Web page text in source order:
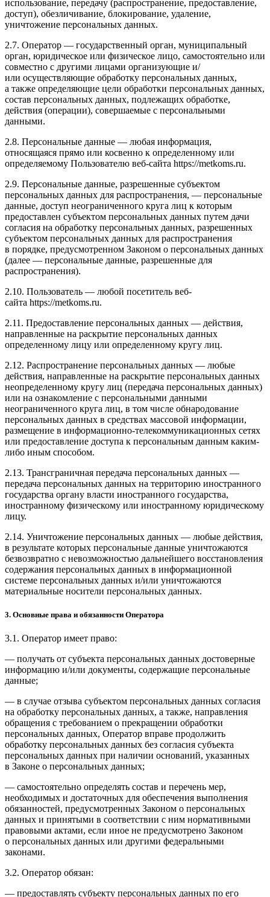
использование, передачу (распространение, предоставление,
доступ), обезличивание, блокирование, удаление,
уничтожение персональных данных.
2.7. Оператор — государственный орган, муниципальный
орган, юридическое или физическое лицо, самостоятельно или
совместно с другими лицами организующие и/
или осуществляющие обработку персональных данных,
а также определяющие цели обработки персональных данных,
состав персональных данных, подлежащих обработке,
действия (операции), совершаемые с персональными
данными.
2.8. Персональные данные — любая информация,
относящаяся прямо или косвенно к определенному или
определяемому Пользователю веб-сайта https://metkoms.ru.
2.9. Персональные данные, разрешенные субъектом
персональных данных для распространения, — персональные
данные, доступ неограниченного круга лиц к которым
предоставлен субъектом персональных данных путем дачи
согласия на обработку персональных данных, разрешенных
субъектом персональных данных для распространения
в порядке, предусмотренном Законом о персональных данных
(далее — персональные данные, разрешенные для
распространения).
2.10. Пользователь — любой посетитель веб-
сайта https://metkoms.ru.
2.11. Предоставление персональных данных — действия,
направленные на раскрытие персональных данных
определенному лицу или определенному кругу лиц.
2.12. Распространение персональных данных — любые
действия, направленные на раскрытие персональных данных
неопределенному кругу лиц (передача персональных данных)
или на ознакомление с персональными данными
неограниченного круга лиц, в том числе обнародование
персональных данных в средствах массовой информации,
размещение в информационно-телекоммуникационных сетях
или предоставление доступа к персональным данным каким-
либо иным способом.
2.13. Трансграничная передача персональных данных —
передача персональных данных на территорию иностранного
государства органу власти иностранного государства,
иностранному физическому или иностранному юридическому
лицу.
2.14. Уничтожение персональных данных — любые действия,
в результате которых персональные данные уничтожаются
безвозвратно с невозможностью дальнейшего восстановления
содержания персональных данных в информационной
системе персональных данных и/или уничтожаются
материальные носители персональных данных.
3. Основные права и обязанности Оператора
3.1. Оператор имеет право:
— получать от субъекта персональных данных достоверные
информацию и/или документы, содержащие персональные
данные;
— в случае отзыва субъектом персональных данных согласия
на обработку персональных данных, а также, направления
обращения с требованием о прекращении обработки
персональных данных, Оператор вправе продолжить
обработку персональных данных без согласия субъекта
персональных данных при наличии оснований, указанных
в Законе о персональных данных;
— самостоятельно определять состав и перечень мер,
необходимых и достаточных для обеспечения выполнения
обязанностей, предусмотренных Законом о персональных
данных и принятыми в соответствии с ним нормативными
правовыми актами, если иное не предусмотрено Законом
о персональных данных или другими федеральными
законами.
3.2. Оператор обязан:
— предоставлять субъекту персональных данных по его